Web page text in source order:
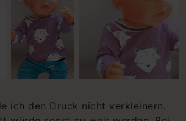
ich den Druck nicht verkleinern.